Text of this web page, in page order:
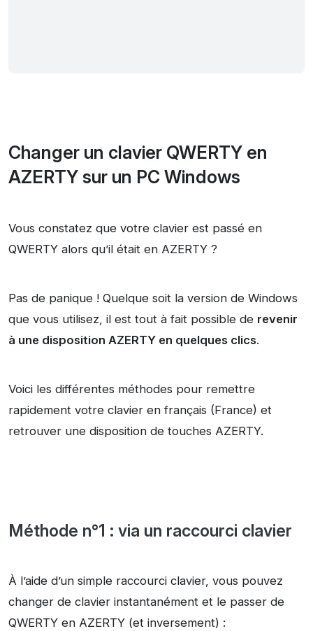
Changer un clavier QWERTY en
AZERTY sur un PC Windows
Vous constatez que votre clavier est passé en
QWERTY alors qu’il était en AZERTY ?
Pas de panique ! Quelque soit la version de Windows
que vous utilisez, il est tout à fait possible de revenir
à une disposition AZERTY en quelques clics.
Voici les différentes méthodes pour remettre
rapidement votre clavier en français (France) et
retrouver une disposition de touches AZERTY.
Méthode n°1 : via un raccourci clavier
À l’aide d’un simple raccourci clavier, vous pouvez
changer de clavier instantanément et le passer de
QWERTY en AZERTY (et inversement) :